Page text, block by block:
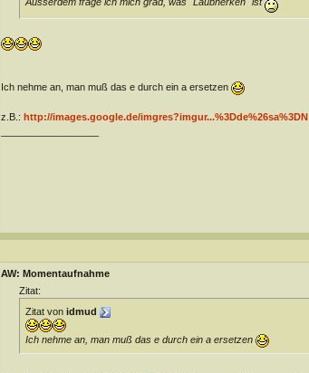
Ich nehme an, man muß das e durch ein a ersetzen
z.B.: http://images.google.de/imgres?imgur...%3Dde%26sa%3DN
AW: Momentaufnahme
Zitat:
Zitat von idmud
Ich nehme an, man muß das e durch ein a ersetzen